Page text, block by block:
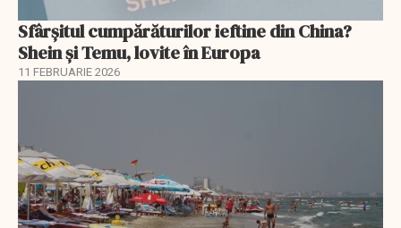
Sfârșitul cumpărăturilor ieftine din China?
Shein și Temu, lovite în Europa
11 FEBRUARIE 2026